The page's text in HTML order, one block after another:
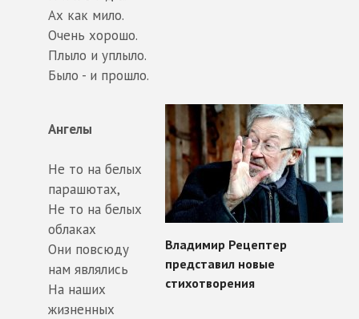
Ах как мило.
Очень хорошо.
Плыло и уплыло.
Было - и прошло.
Ангелы
Не то на белых
парашютах,
Не то на белых
облаках
Они повсюду
нам являлись
На наших
жизненных